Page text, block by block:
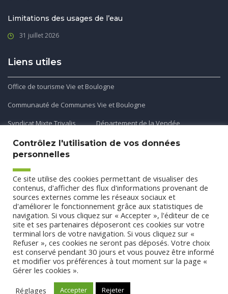
Limitations des usages de l’eau
31 juillet 2026
Liens utiles
Office de tourisme Vie et Boulogne
Communauté de Communes Vie et Boulogne
Syndicat Mixte Trivalis
Département de la Vendée
Application mobile
Découvrez et téléchargez l'application gratuite mobile Ma
Commune et Moi pour recevoir les alertes et les actualités
de votre commune.
ConceptionAgence CUBE
confidentialité- Tous droits réservés Commune de Saint Etienne
Contrôlez l'utilisation de vos données
personnelles
Ce site utilise des cookies permettant de visualiser des
contenus, d'afficher des flux d'informations provenant de
sources externes comme les réseaux sociaux et
d'améliorer le fonctionnement grâce aux statistiques de
navigation. Si vous cliquez sur « Accepter », l'éditeur de ce
site et ses partenaires déposeront ces cookies sur votre
terminal lors de votre navigation. Si vous cliquez sur «
Refuser », ces cookies ne seront pas déposés. Votre choix
est conservé pendant 30 jours et vous pouvez être informé
et modifier vos préférences à tout moment sur la page «
Gérer les cookies ».
Réglages
Accepter Rejeter